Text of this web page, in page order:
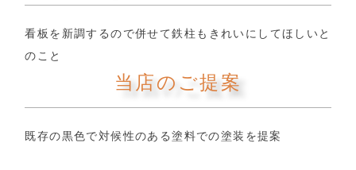
看板を新調するので併せて鉄柱もきれいにしてほしいと
のこと
当店のご提案
既存の黒色で対候性のある塗料での塗装を提案